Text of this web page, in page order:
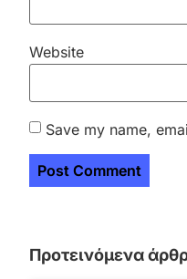
Website
Save my name,
Προτεινόμενα